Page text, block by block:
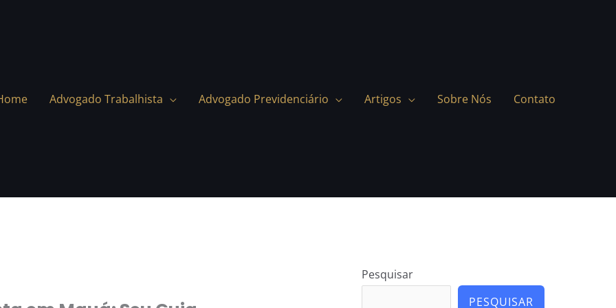
Advogado Trabalhista Advogado Previdenciário Artigos Sobre Nós Contato
Pesquisar
PESQUISAR